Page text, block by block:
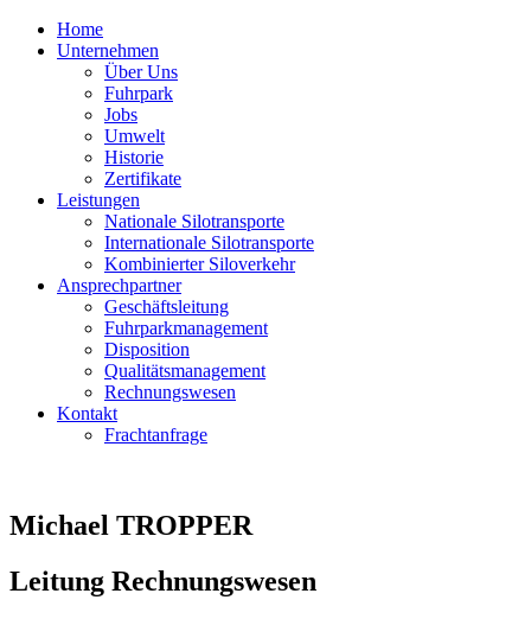
Home
Unternehmen
Über Uns
Fuhrpark
Jobs
Umwelt
Historie
Zertifikate
Leistungen
Nationale Silotransporte
Internationale Silotransporte
Kombinierter Siloverkehr
Ansprechpartner
Geschäftsleitung
Fuhrparkmanagement
Disposition
Qualitätsmanagement
Rechnungswesen
Kontakt
Frachtanfrage
Michael TROPPER
Leitung Rechnungswesen